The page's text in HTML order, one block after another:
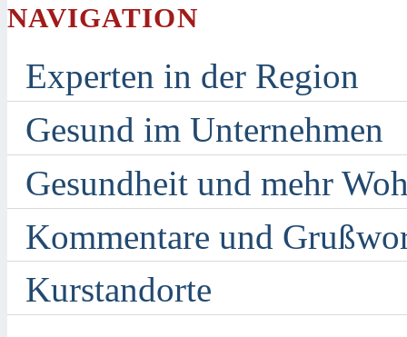
NAVIGATION
Experten in der Region
Gesund im Unternehmen
Gesundheit und mehr
Kommentare und
Kurstandorte